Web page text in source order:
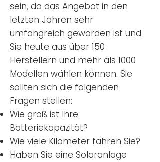
sein, da das Angebot in den
letzten Jahren sehr
umfangreich geworden ist und
Sie heute aus über 150
Herstellern und mehr als 1000
Modellen wählen können. Sie
sollten sich die folgenden
Fragen stellen:
Wie groß ist Ihre
Batteriekapazität?
Wie viele Kilometer fahren Sie?
Haben Sie eine Solaranlage